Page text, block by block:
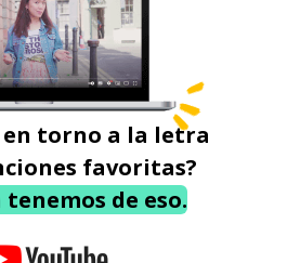
en torno a la letra
favoritas?
de eso.